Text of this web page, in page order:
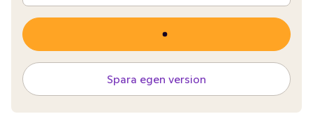
Spara egen version